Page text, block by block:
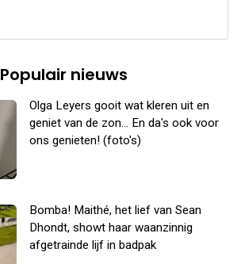
Populair nieuws
Olga Leyers gooit wat kleren uit en
geniet van de zon... En da's ook voor
ons genieten! (foto's)
Bomba! Maithé, het lief van Sean
Dhondt, showt haar waanzinnig
afgetrainde lijf in badpak